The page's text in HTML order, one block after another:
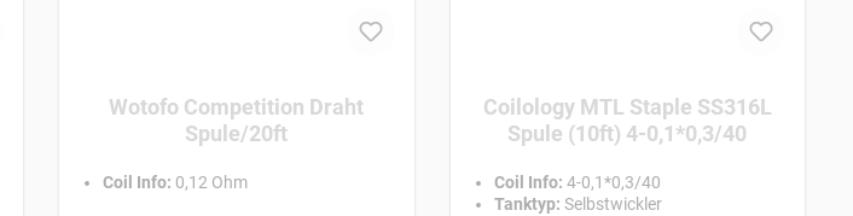
Wotofo Competition Draht
Spule/20ft
Coil Info: 0,12 Ohm
Coilology MTL Staple SS316L
Spule (10ft) 4-0,1*0,3/40
Coil Info: 4-0,1*0,3/40
Tanktyp: Selbstwickler